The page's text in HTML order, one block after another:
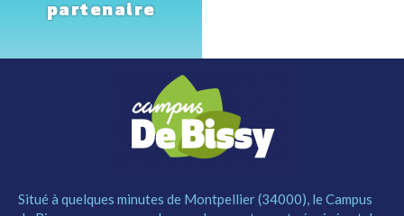
partenaire
Situé à quelques minutes de Montpellier (34000), le Campus